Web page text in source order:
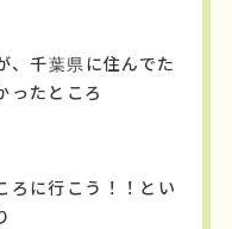
、千葉県に住んでた
ったところ
ろに行こう！！とい